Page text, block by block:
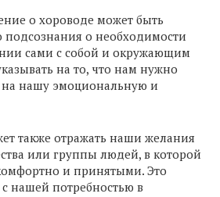
о хороводе может быть
подсознания о необходимости
сами с собой и окружающим
на то, что нам нужно
нашу эмоциональную и
также отражать наши желания
или группы людей, в которой
и принятыми. Это
нашей потребностью в